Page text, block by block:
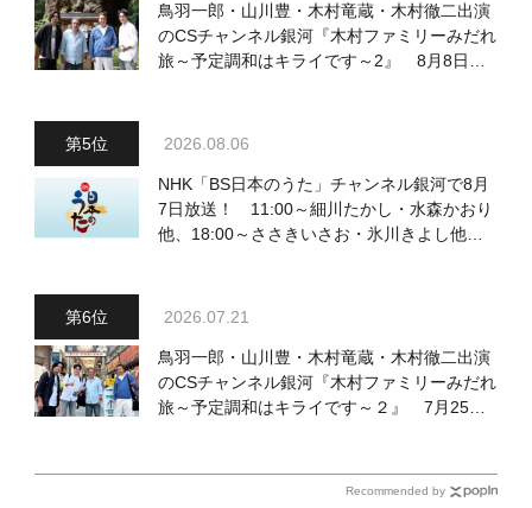
鳥羽一郎・山川豊・木村竜蔵・木村徹二出演
のCSチャンネル銀河『木村ファミリーみだれ
旅～予定調和はキライです～2』 8月8日
2026.08.06
NHK「BS日本のうた」チャンネル銀河で8月
7日放送！ 11:00～細川たかし・水森かおり
他、18:00～ささきいさお・氷川きよし他登
2026.07.21
鳥羽一郎・山川豊・木村竜蔵・木村徹二出演
のCSチャンネル銀河『木村ファミリーみだれ
旅～予定調和はキライです～２』 7月25日
Recommended by